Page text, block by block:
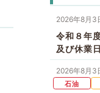
2026年8月3
令和８年
及び休業
2026年8月3
石油